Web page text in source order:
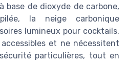
base de dioxyde de carbone,
la neige carbonique
lumineux pour cocktails.
et ne nécessitent
particulières, tout en